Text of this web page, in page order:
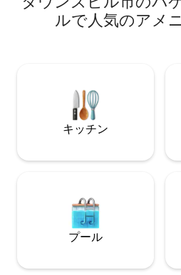
ウォーターパーク、ウォーターフ
ダイニングを備えたビーチフロ
ニー、安全な駐車場、エレベータ
ゾートプール、テニスコートを備
華な2ベッドルーム、2バスルーム
ットです。中心部とカジノまで数
ルで人気のアメ
キッチン
プール